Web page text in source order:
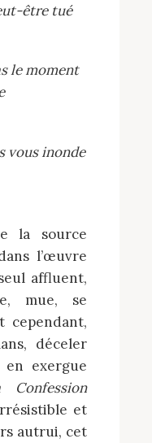
être tué
l’œuvre
affluent,
mue, se
cependant,
déceler
en exergue
Confession
et
autrui, cet